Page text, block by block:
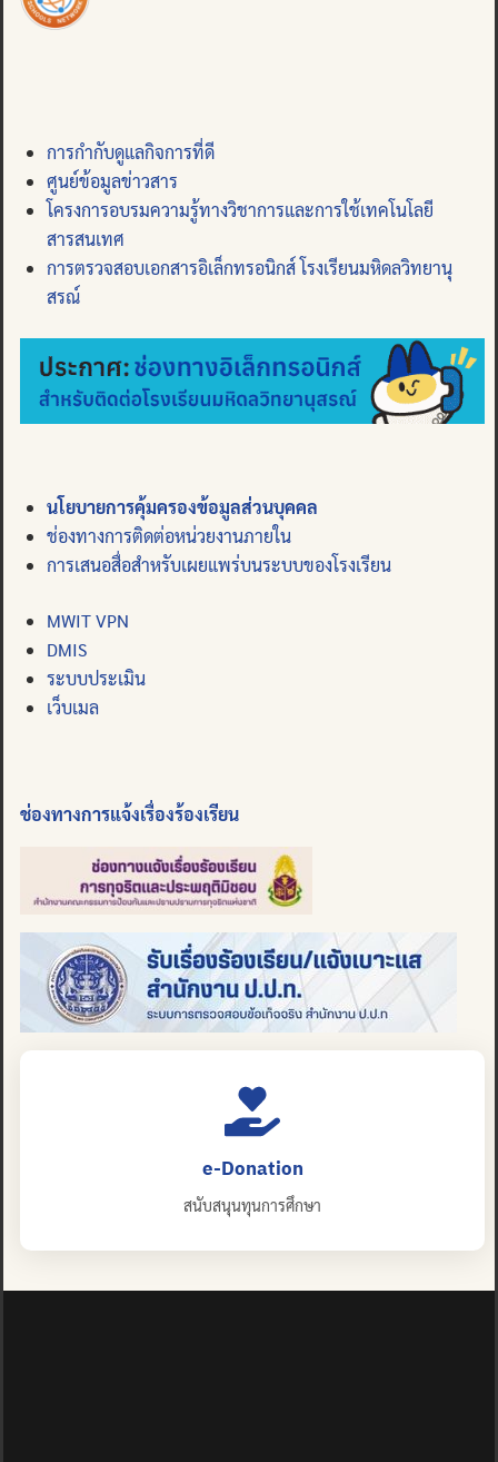
การกำกับดูแลกิจการที่ดี
ศูนย์ข้อมูลข่าวสาร
โครงการอบรมความรู้ทางวิชาการและการใช้เทคโนโลยี
สารสนเทศ
การตรวจสอบเอกสารอิเล็กทรอนิกส์ โรงเรียนมหิดลวิทยานุ
สรณ์
นโยบายการคุ้มครองข้อมูลส่วนบุคคล
ช่องทางการติดต่อหน่วยงานภายใน
การเสนอสื่อสำหรับเผยแพร่บนระบบของโรงเรียน
MWIT VPN
DMIS
ระบบประเมิน
เว็บเมล
ช่องทางการแจ้งเรื่องร้องเรียน
e-Donation
สนับสนุนทุนการศึกษา